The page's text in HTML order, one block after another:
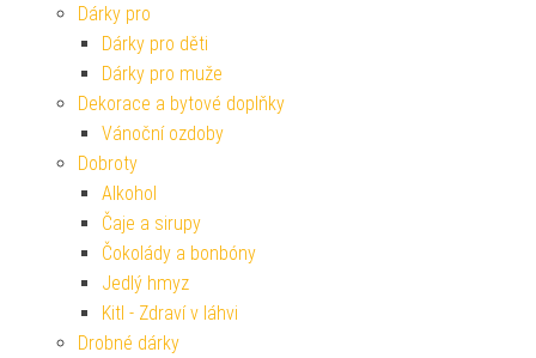
Dárky pro
Dárky pro děti
Dárky pro muže
Dekorace a bytové doplňky
Vánoční ozdoby
Dobroty
Alkohol
Čaje a sirupy
Čokolády a bonbóny
Jedlý hmyz
Kitl - Zdraví v láhvi
Drobné dárky